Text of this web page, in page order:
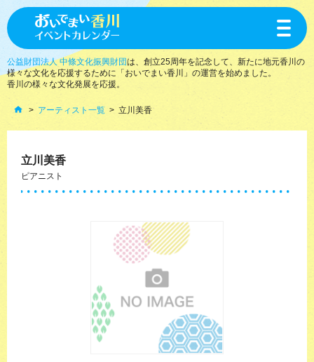
toggle
公益財団法人 中條文化振興財団は、創立25周年を記念して、新たに地元香川の
様々な文化を応援するために「おいでまい香川」の運営を始めました。
香川の様々な文化発展を応援。
アーティスト一覧 立川美香
立川美香
ピアニスト